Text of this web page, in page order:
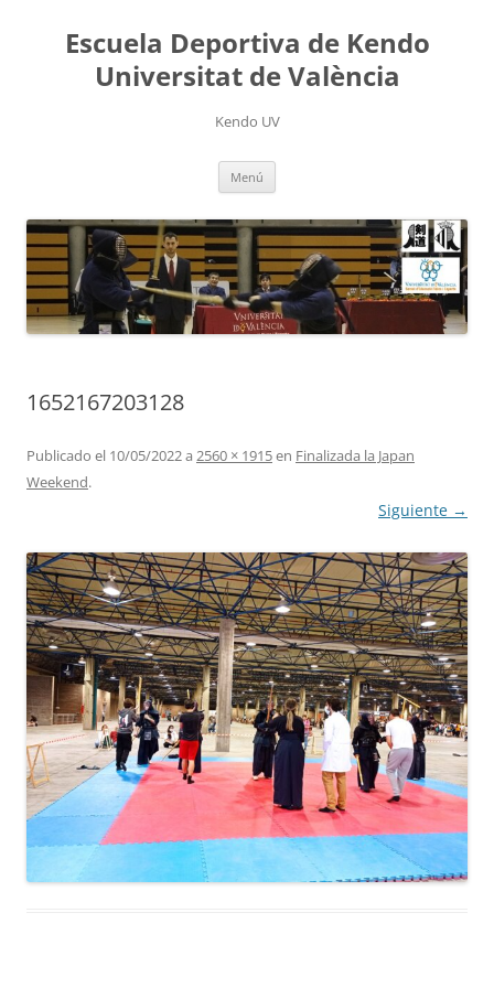
contenidoEscuela Deportiva de Kendo
Universitat de València
Kendo UV
Menú
1652167203128
Publicado el 10/05/2022a 2560 × 1915en Finalizada la Japan
Weekend.
Siguiente →